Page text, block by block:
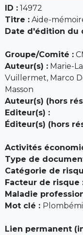
ID : 14972
Titre : Aide-
Date d'édition du
Groupe/Comité :
Auteur(s) : Marie-
Vuillermet, Marco
Masson
Auteur(s) (hors
Editeur(s) :
Éditeur(s) (hors
Activités
Type de
Catégorie de
Facteur de risque
Maladie
Mot clé :
Lien permanent